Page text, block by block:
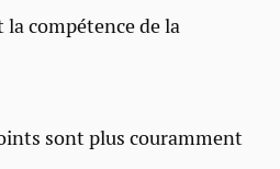
compétence de la
sont plus couramment